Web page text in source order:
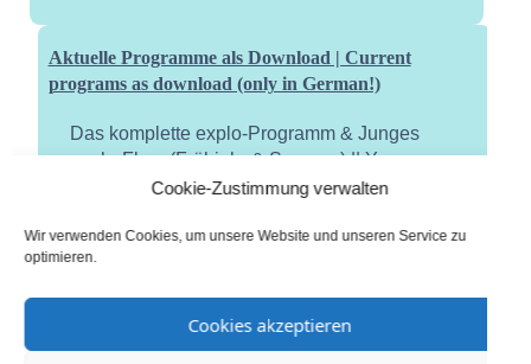
Cookie-Zustimmung verwalten
Wir verwenden Cookies, um unsere Website und unseren Service zu
optimieren.
Cookies akzeptieren
Aktuelle Programme als Download | Current
programs as download (only in German!)
Das komplette explo-Programm & Junges
explo-Flyer (Frühjahr & Sommer) || Young
explo flyer (spring and summer)